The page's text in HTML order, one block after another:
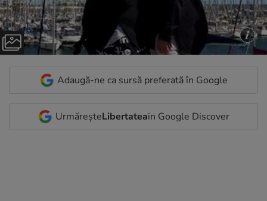
Adaugă-ne ca sursă preferată în Google
UrmăreșteLibertateain Google Discover